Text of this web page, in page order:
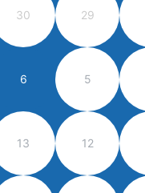
29
30
5
6
12
13